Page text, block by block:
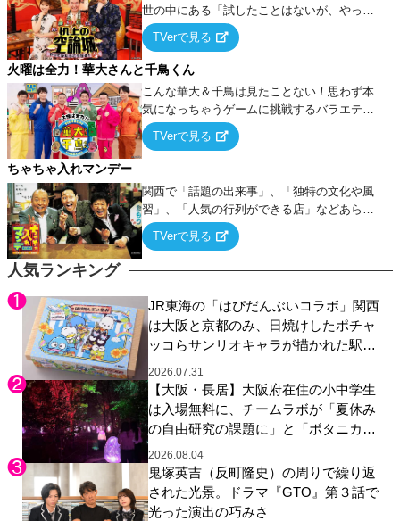
人気ランキング
JR東海の「はぴだんぶいコラボ」関西
は大阪と京都のみ、日焼けしたポチャ
ッコらサンリオキャラが描かれた駅弁
やグッズが登場
2026.07.31
【大阪・長居】大阪府在住の小中学生
は入場無料に、チームラボが「夏休み
の自由研究の課題に」と「ボタニカル
ガーデン 大阪」へ招待
2026.08.04
鬼塚英吉（反町隆史）の周りで繰り返
された光景。ドラマ『GTO』第３話で
光った演出の巧みさ
世の中にある「試したことはないが、やって
みたらこうなる！…ハズ」という“机上の空
論”に若手芸人らがカラダを張って挑む！
TVerで見る
火曜は全力！華大さんと千鳥くん
こんな華大＆千鳥は見たことない！思わず本
気になっちゃうゲームに挑戦するバラエティ
ー！
TVerで見る
ちゃちゃ入れマンデー
関西で「話題の出来事」、「独特の文化や風
習」、「人気の行列ができる店」などあらゆ
るテーマについて好き放題にちゃちゃを入れ
ていく関西色を前面に押し出したトークバラ
TVerで見る